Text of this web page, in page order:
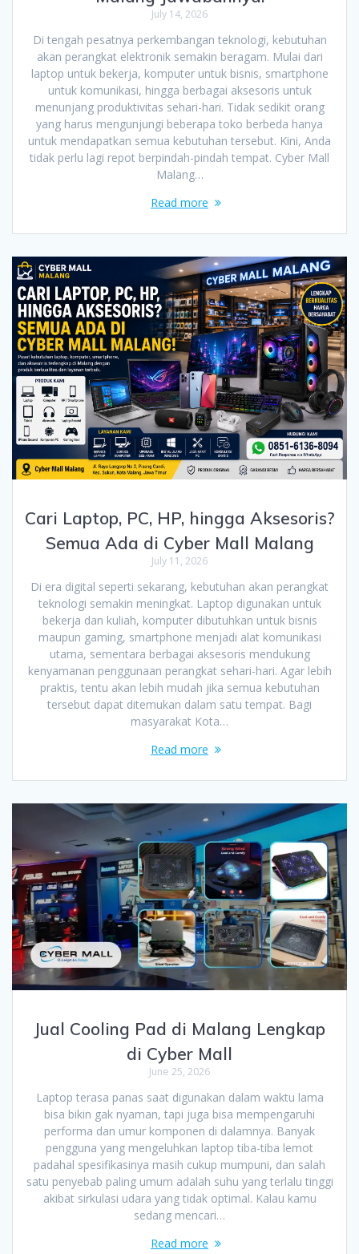
July 14, 2026
Di tengah pesatnya perkembangan teknologi, kebutuhan
akan perangkat elektronik semakin beragam. Mulai dari
laptop untuk bekerja, komputer untuk bisnis, smartphone
untuk komunikasi, hingga berbagai aksesoris untuk
menunjang produktivitas sehari-hari. Tidak sedikit orang
yang harus mengunjungi beberapa toko berbeda hanya
untuk mendapatkan semua kebutuhan tersebut. Kini, Anda
tidak perlu lagi repot berpindah-pindah tempat. Cyber Mall
Malang…
Read more
Cari Laptop, PC, HP, hingga Aksesoris?
Semua Ada di Cyber Mall Malang
July 11, 2026
Di era digital seperti sekarang, kebutuhan akan perangkat
teknologi semakin meningkat. Laptop digunakan untuk
bekerja dan kuliah, komputer dibutuhkan untuk bisnis
maupun gaming, smartphone menjadi alat komunikasi
utama, sementara berbagai aksesoris mendukung
kenyamanan penggunaan perangkat sehari-hari. Agar lebih
praktis, tentu akan lebih mudah jika semua kebutuhan
tersebut dapat ditemukan dalam satu tempat. Bagi
masyarakat Kota…
Read more
Jual Cooling Pad di Malang Lengkap
di Cyber Mall
June 25, 2026
Laptop terasa panas saat digunakan dalam waktu lama
bisa bikin gak nyaman, tapi juga bisa mempengaruhi
performa dan umur komponen di dalamnya. Banyak
pengguna yang mengeluhkan laptop tiba-tiba lemot
padahal spesifikasinya masih cukup mumpuni, dan salah
satu penyebab paling umum adalah suhu yang terlalu tinggi
akibat sirkulasi udara yang tidak optimal. Kalau kamu
sedang mencari…
Read more